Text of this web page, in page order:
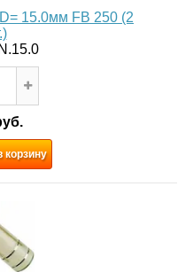
15.0мм FB 250 (2
корзину